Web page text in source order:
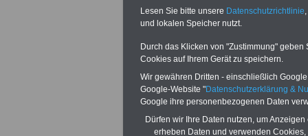
Einstellung,
Abordnung oder
Abordnung (Art.
3.Auslagen für
Lesen Sie bitte unsere Datenschutzrichtlinie
und lokalen Speicher nutzt.
Durch das Klicken von "Zustimmung"
Cookies auf Ihrem Gerät zu speichern.
Wir gewähren Dritten - einschließlich
Google-Website "Datenschutzerklärung &
Google ihre personenbezogenen Daten
Dürfen wir Ihre Daten nutzen, um
erheben Daten und verwenden